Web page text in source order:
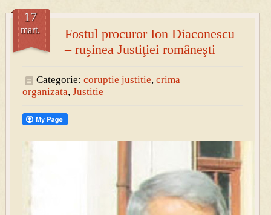
Fostul procuror Ion Diaconescu
– ruşinea Justiţiei româneşti
17
mart.
Categorie: coruptie justitie, crima
organizata, Justitie